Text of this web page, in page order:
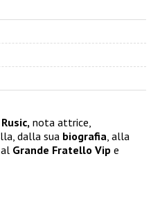
nota attrice,
dalla sua biografia , alla
Grande Fratello Vip e